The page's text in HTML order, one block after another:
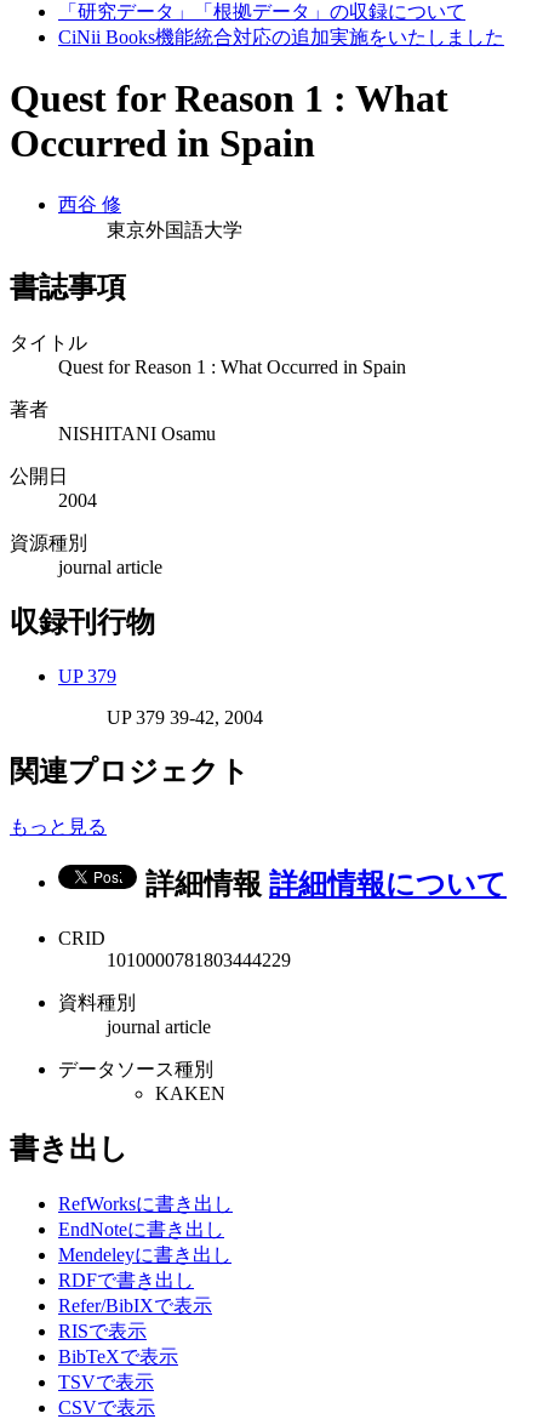
「研究データ」「根拠データ」の収録について
CiNii Books機能統合対応の追加実施をいたしました
Quest for Reason 1 : What
Occurred in Spain
西谷 修
東京外国語大学
書誌事項
タイトル
Quest for Reason 1 : What Occurred in Spain
著者
NISHITANI Osamu
公開日
2004
資源種別
journal article
収録刊行物
UP 379
UP 379 39-42, 2004
関連プロジェクト
もっと見る
詳細情報 詳細情報について
CRID
1010000781803444229
資料種別
journal article
データソース種別
KAKEN
書き出し
RefWorksに書き出し
EndNoteに書き出し
Mendeleyに書き出し
RDFで書き出し
Refer/BibIXで表示
RISで表示
BibTeXで表示
TSVで表示
CSVで表示